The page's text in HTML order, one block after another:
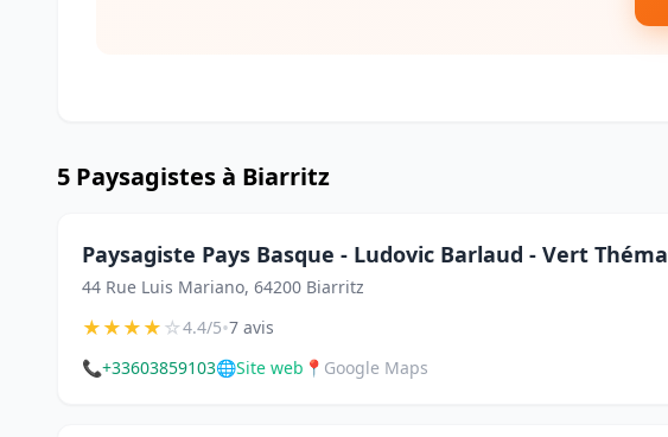
5 Paysagistes à Biarritz
Paysagiste Pays Basque - Ludovic Barlaud - Vert
44 Rue Luis Mariano, 64200 Biarritz
★★★★☆4.4/5•7 avis
📞+33603859103🌐Site web 📍 Google Maps